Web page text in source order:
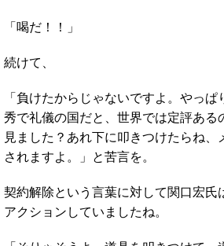
「喝だ！！」
続けて、
「負けたからじゃないですよ。やっ
秀で礼儀の国だと、世界では定評ある
見ました？あれ下に叩きつけたらね、
されますよ。」と苦言を。
契約解除という言葉に対して関口宏氏
アクションしていましたね。